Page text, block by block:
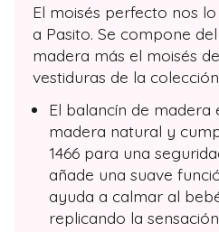
El moisés perfecto nos
a Pasito. Se compone
madera más el moisés
vestiduras de la
El balancín de
madera natural y
1466 para una
añade una suave
ayuda a calmar al
replicando la